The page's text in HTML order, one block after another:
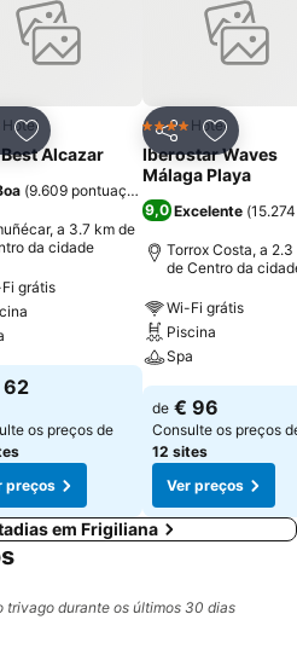
Adicionar aos favoritos
Hotel
Alcazar
(9.609 pontuações
a 3.7 km de
da cidade
grátis
62
os preços de
preços
Partilhar
4 EstrelasHotel
Iberostar Waves
Málaga Playa
9,0 Excelente (
Torrox Costa, a 2.3
de Centro da
Wi-Fi grátis
Piscina
Spa
de € 96
Consulte os preços
12 sites
Ver preços
em Frigiliana
trivago durante os últimos 30 dias